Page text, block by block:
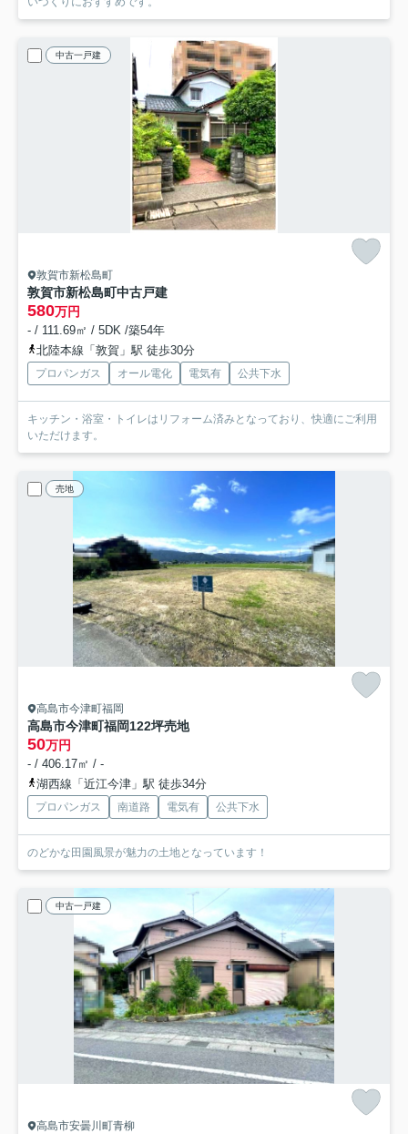
中古一戸建
敦賀市新松島町
敦賀市新松島町中古戸建
580万円
- / 111.69㎡ / 5DK /築54年
北陸本線「敦賀」駅 徒歩30分
プロパンガス オール電化 電気有 公共下水
キッチン・浴室・トイレはリフォーム済みとなっており、快適にご利用
いただけます。
売地
高島市今津町福岡
高島市今津町福岡122坪売地
50万円
- / 406.17㎡ / -
湖西線「近江今津」駅 徒歩34分
プロパンガス 南道路 電気有 公共下水
のどかな田園風景が魅力の土地となっています！
中古一戸建
高島市安曇川町青柳